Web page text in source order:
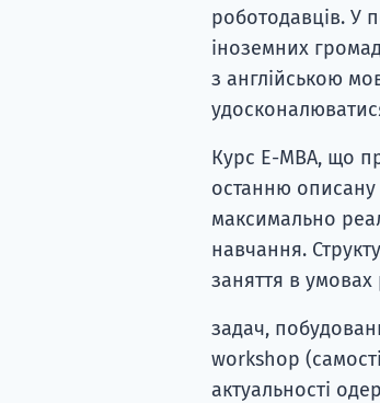
роботодавців. У
іноземних
з англійською
Курс E-MBA, що
останню описану
максимально
навчання.
заняття в
задач,
workshop
актуальності